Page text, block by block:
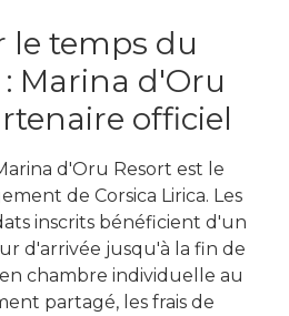
le temps du
Marina d'Oru
officiel
d'Oru Resort est le
de Corsica Lirica. Les
inscrits bénéficient d'un
d'arrivée jusqu'à la fin de
chambre individuelle au
partagé, les frais de